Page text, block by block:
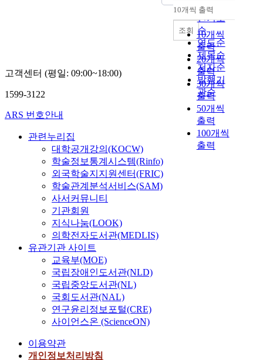
순
인기도
순
연도순
제목순
저자순
발행기
관순
내림차순
10개씩 출력
10개씩
출력
20개씩
출력
30개씩
출력
50개씩
출력
100개씩
출력
조회
고객센터 (평일: 09:00~18:00)
1599-3122
ARS 번호안내
관련누리집
대학공개강의(KOCW)
학술정보통계시스템(Rinfo)
외국학술지지원센터(FRIC)
학술관계분석서비스(SAM)
사서커뮤니티
기관회원
지식나눔(LOOK)
의학전자도서관(MEDLIS)
유관기관 사이트
교육부(MOE)
국립장애인도서관(NLD)
국립중앙도서관(NL)
국회도서관(NAL)
연구윤리정보포털(CRE)
사이언스온 (ScienceON)
이용약관
개인정보처리방침